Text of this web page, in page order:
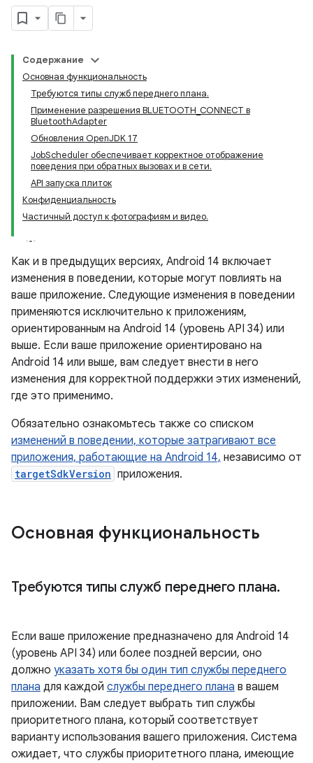
Содержание
Основная функциональность
Требуются типы служб переднего плана.
Применение разрешения BLUETOOTH_CONNECT в
BluetoothAdapter
Обновления OpenJDK 17
JobScheduler обеспечивает корректное отображение
поведения при обратных вызовах и в сети.
API запуска плиток
Конфиденциальность
Частичный доступ к фотографиям и видео.
Как и в предыдущих версиях, Android 14 включает
изменения в поведении, которые могут повлиять на
ваше приложение. Следующие изменения в поведении
применяются исключительно к приложениям,
ориентированным на Android 14 (уровень API 34) или
выше. Если ваше приложение ориентировано на
Android 14 или выше, вам следует внести в него
изменения для корректной поддержки этих изменений,
где это применимо.
Обязательно ознакомьтесь также со списком
изменений в поведении, которые затрагивают все
приложения, работающие на Android 14, независимо от
targetSdkVersion приложения.
Основная функциональность
Требуются типы служб переднего плана.
Если ваше приложение предназначено для Android 14
(уровень API 34) или более поздней версии, оно
должно указать хотя бы один тип службы переднего
плана для каждой службы переднего плана в вашем
приложении. Вам следует выбрать тип службы
приоритетного плана, который соответствует
варианту использования вашего приложения. Система
ожидает, что службы приоритетного плана, имеющие